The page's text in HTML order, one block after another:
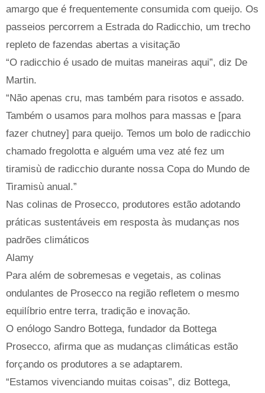
amargo que é frequentemente consumida com queijo. Os
passeios percorrem a Estrada do Radicchio, um trecho
repleto de fazendas abertas a visitação
“O radicchio é usado de muitas maneiras aqui”, diz De
Martin.
“Não apenas cru, mas também para risotos e assado.
Também o usamos para molhos para massas e [para
fazer chutney] para queijo. Temos um bolo de radicchio
chamado fregolotta e alguém uma vez até fez um
tiramisù de radicchio durante nossa Copa do Mundo de
Tiramisù anual.”
Nas colinas de Prosecco, produtores estão adotando
práticas sustentáveis ​​em resposta às mudanças nos
padrões climáticos
Alamy
Para além de sobremesas e vegetais, as colinas
ondulantes de Prosecco na região refletem o mesmo
equilíbrio entre terra, tradição e inovação.
O enólogo Sandro Bottega, fundador da Bottega
Prosecco, afirma que as mudanças climáticas estão
forçando os produtores a se adaptarem.
“Estamos vivenciando muitas coisas”, diz Bottega,